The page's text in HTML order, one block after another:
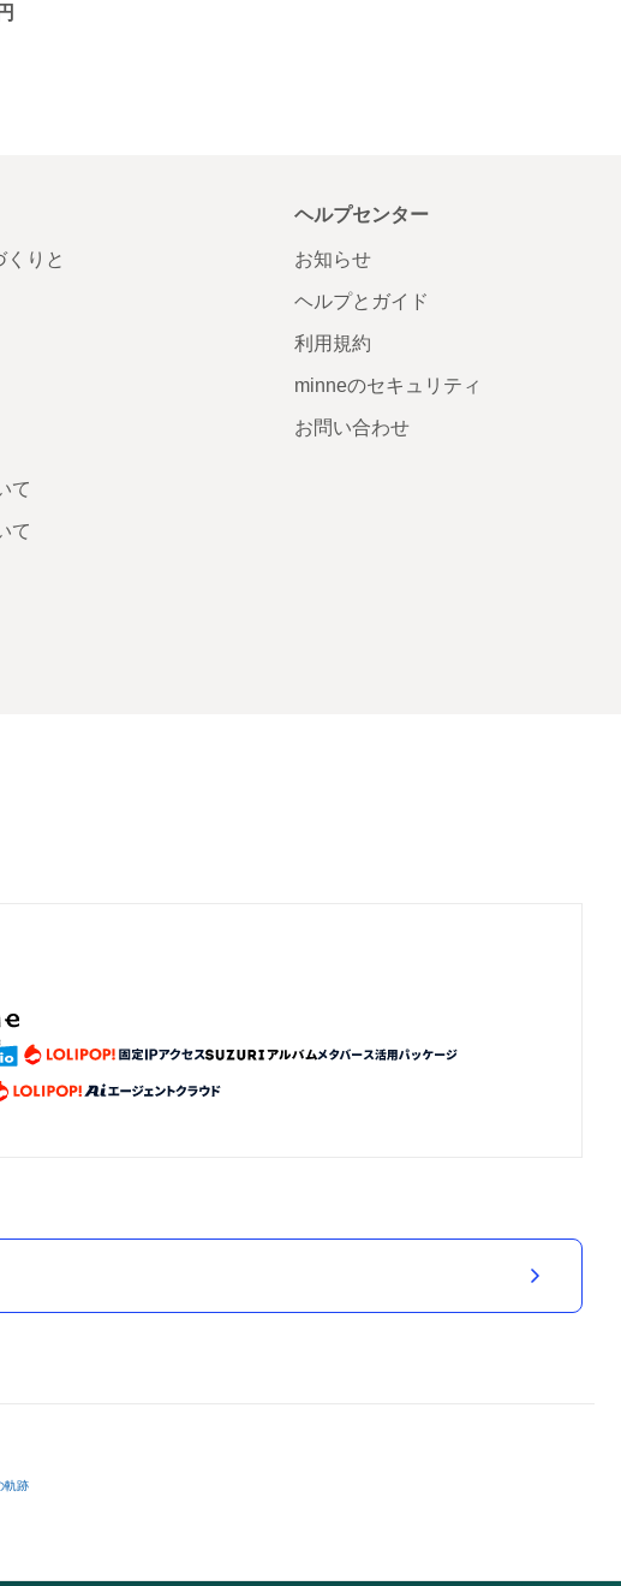
くりと
て
て
ヘルプセンター
お知らせ
ヘルプとガイド
利用規約
minneのセキュリティ
お問い合わせ
軌跡